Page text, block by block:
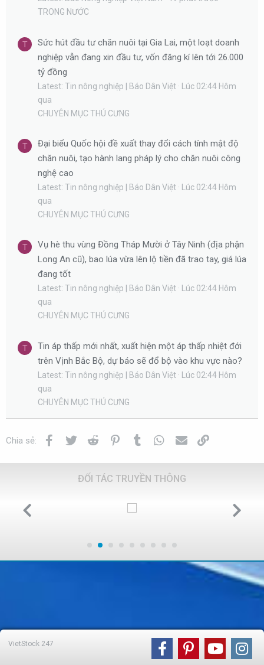
TRONG NƯỚC
T
Sức hút đầu tư chăn nuôi tại Gia Lai, một loạt doanh
nghiệp vẫn đang xin đầu tư, vốn đăng kí lên tới 26.000
tỷ đồng
Latest: Tin nông nghiệp | Báo Dân Việt
Lúc 02:44 Hôm
qua
CHUYÊN MỤC THÚ CƯNG
T
Đại biểu Quốc hội đề xuất thay đổi cách tính mật độ
chăn nuôi, tạo hành lang pháp lý cho chăn nuôi công
nghệ cao
Latest: Tin nông nghiệp | Báo Dân Việt
Lúc 02:44 Hôm
qua
CHUYÊN MỤC THÚ CƯNG
T
Vụ hè thu vùng Đồng Tháp Mười ở Tây Ninh (địa phận
Long An cũ), bao lúa vừa lên lộ tiền đã trao tay, giá lúa
đang tốt
Latest: Tin nông nghiệp | Báo Dân Việt
Lúc 02:44 Hôm
qua
CHUYÊN MỤC THÚ CƯNG
T
Tin áp thấp mới nhất, xuất hiện một áp thấp nhiệt đới
trên Vịnh Bắc Bộ, dự báo sẽ đổ bộ vào khu vực nào?
Latest: Tin nông nghiệp | Báo Dân Việt
Lúc 02:44 Hôm
qua
CHUYÊN MỤC THÚ CƯNG
Chia sẻ: Facebook
Twitter Reddit PinterestTumblr WhatsApp
Email
ĐỐI TÁC TRUYỀN THÔNG
VietStock 247